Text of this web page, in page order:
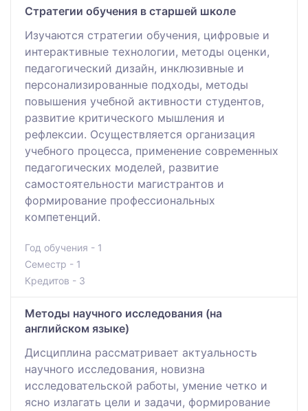
Стратегии обучения в старшей школе
Изучаются стратегии обучения, цифровые и
интерактивные технологии, методы оценки,
педагогический дизайн, инклюзивные и
персонализированные подходы, методы
повышения учебной активности студентов,
развитие критического мышления и
рефлексии. Осуществляется организация
учебного процесса, применение современных
педагогических моделей, развитие
самостоятельности магистрантов и
формирование профессиональных
компетенций.
Год обучения - 1
Семестр - 1
Кредитов - 3
Методы научного исследования (на
английском языке)
Дисциплина рассматривает актуальность
научного исследования, новизна
исследовательской работы, умение четко и
ясно излагать цели и задачи, формирование